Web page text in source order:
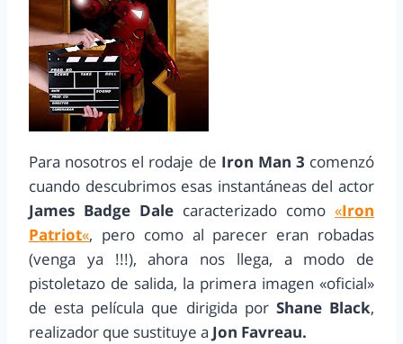
Para nosotros el rodaje de Iron Man 3 comenzó
cuando descubrimos esas instantáneas del actor
James Badge Dale caracterizado como «Iron
Patriot«, pero como al parecer eran robadas
(venga ya !!!), ahora nos llega, a modo de
pistoletazo de salida, la primera imagen «oficial»
de esta película que dirigida por Shane Black,
realizador que sustituye a Jon Favreau.